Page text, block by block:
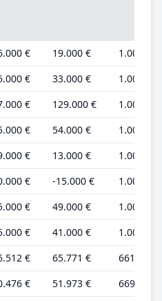
€ 19.000 €
1.000 €
€ 33.000 €
1.000 €
€ 129.000 €
1.000 €
€ 54.000 €
1.000 €
€ 13.000 €
1.000 €
€ -15.000 €
1.000 €
€ 49.000 €
1.000 €
€ 41.000 €
1.000 €
€ 65.771 €
661 €
€ 51.973 €
669 €